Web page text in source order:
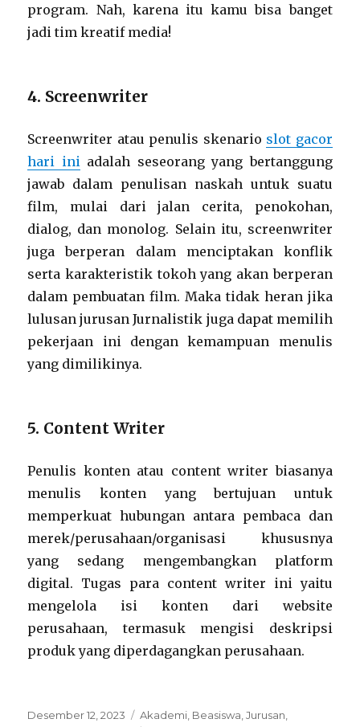
program. Nah, karena itu kamu bisa banget
jadi tim kreatif media!
4. Screenwriter
Screenwriter atau penulis skenario slot gacor
hari ini adalah seseorang yang bertanggung
jawab dalam penulisan naskah untuk suatu
film, mulai dari jalan cerita, penokohan,
dialog, dan monolog. Selain itu, screenwriter
juga berperan dalam menciptakan konflik
serta karakteristik tokoh yang akan berperan
dalam pembuatan film. Maka tidak heran jika
lulusan jurusan Jurnalistik juga dapat memilih
pekerjaan ini dengan kemampuan menulis
yang dimilikinya.
5. Content Writer
Penulis konten atau content writer biasanya
menulis konten yang bertujuan untuk
memperkuat hubungan antara pembaca dan
merek/perusahaan/organisasi khususnya
yang sedang mengembangkan platform
digital. Tugas para content writer ini yaitu
mengelola isi konten dari website
perusahaan, termasuk mengisi deskripsi
produk yang diperdagangkan perusahaan.
Posted
Desember 12, 2023 Categories
Akademi Beasiswa ,Jurusan